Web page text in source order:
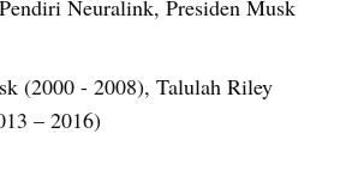
Neuralink, Presiden Musk
​(2000 - 2008)​, Talulah Riley
– 2016)